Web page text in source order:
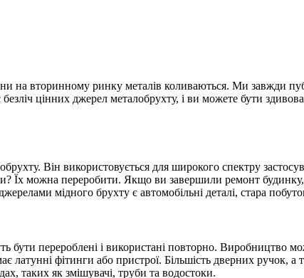
на вторинному ринку металів коливаються. Ми завжди
безліч цінних джерел металобрухту, і ви можете бути
Він використовується для широкого спектру
Їх можна переробити. Якщо ви завершили ремонт будинку,
мідного брухту є автомобільні деталі, стара
бути перероблені і використані повторно. Виробництво
латунні фітинги або пристрої. Більшість дверних ручок, а
таких як змішувачі, труби та водостоки.